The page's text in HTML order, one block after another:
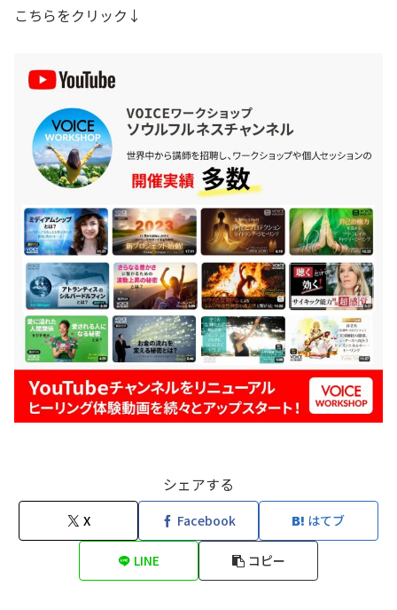
こちらをクリック↓
シェアする
X Facebook はてブ
LINE コピー